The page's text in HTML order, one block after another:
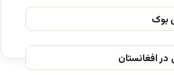
بوک
در افغانستان